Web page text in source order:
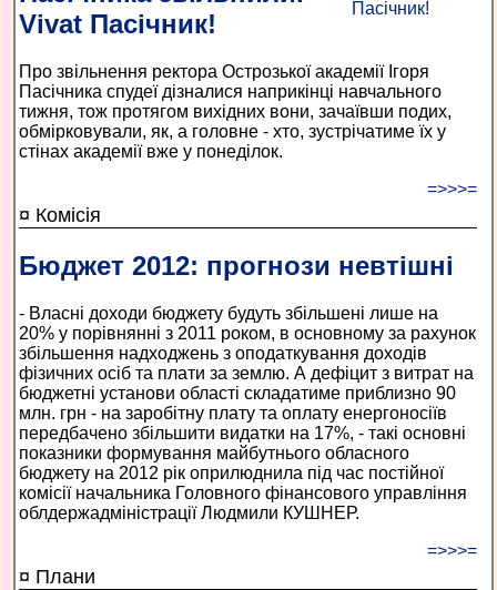
Vivat Пасічник!
Про звільнення ректора Острозької академії Ігоря
Пасічника спудеї дізналися наприкінці навчального
тижня, тож протягом вихідних вони, зачаївши подих,
обмірковували, як, а головне - хто, зустрічатиме їх у
стінах академії вже у понеділок.
=>>>=
¤ Комісія
Бюджет 2012: прогнози невтішні
- Власні доходи бюджету будуть збільшені лише на
20% у порівнянні з 2011 роком, в основному за рахунок
збільшення надходжень з оподаткування доходів
фізичних осіб та плати за землю. А дефіцит з витрат на
бюджетні установи області складатиме приблизно 90
млн. грн - на заробітну плату та оплату енергоносіїв
передбачено збільшити видатки на 17%, - такі основні
показники формування майбутнього обласного
бюджету на 2012 рік оприлюднила під час постійної
комісії начальника Головного фінансового управління
облдержадміністрації Людмили КУШНЕР.
=>>>=
¤ Плани